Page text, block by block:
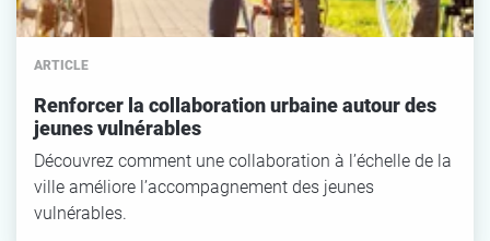
ARTICLE
Renforcer la collaboration urbaine autour des
jeunes vulnérables
Découvrez comment une collaboration à l’échelle de la
ville améliore l’accompagnement des jeunes
vulnérables.